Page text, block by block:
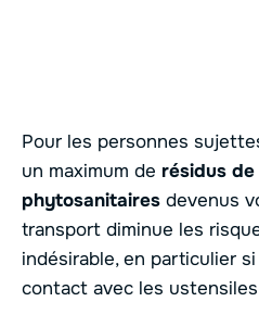
Pour les personnes
un maximum de résidus
phytosanitaires devenus
transport diminue les
indésirable, en particulier
contact avec les